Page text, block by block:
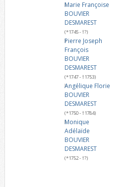
Marie Françoise
BOUVIER
DESMAREST
(*1745 - †?)
Pierre Joseph
François
BOUVIER
DESMAREST
(*1747 - †1753)
Angélique Florie
BOUVIER
DESMAREST
(*1750 - †1784)
Monique
Adélaïde
BOUVIER
DESMAREST
(*1752 - †?)